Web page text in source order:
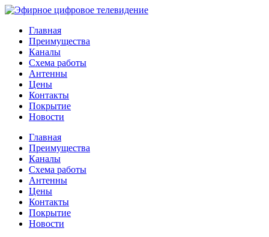
Главная
Преимущества
Каналы
Схема работы
Антенны
Цены
Контакты
Покрытие
Новости
Главная
Преимущества
Каналы
Схема работы
Антенны
Цены
Контакты
Покрытие
Новости